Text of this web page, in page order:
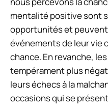
mentalité positive sont
opportunités et
événements de leur vie
chance. En revanche,
tempérament plus
leurs échecs à la
occasions qui se